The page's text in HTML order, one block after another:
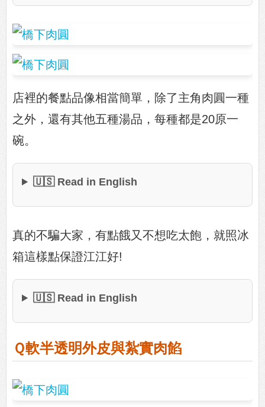
店裡的餐點品像相當簡單，除了主角肉圓一種
之外，還有其他五種湯品，每種都是20原一
碗。
🇺🇸 Read in English
真的不騙大家，有點餓又不想吃太飽，就照冰
箱這樣點保證江江好!
🇺🇸 Read in English
Ｑ軟半透明外皮與紮實肉餡